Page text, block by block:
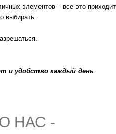
элементов – все это
выбирать.
и удобство каждый день
НАС -